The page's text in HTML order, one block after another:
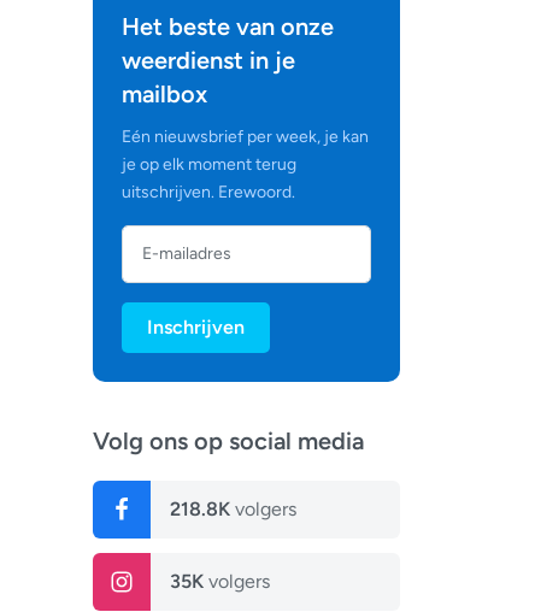
Het beste van onze
weerdienst in je
mailbox
Eén nieuwsbrief per week, je kan
je op elk moment terug
uitschrijven. Erewoord.
Inschrijven
Volg ons op social media
218.8K volgers
35K volgers